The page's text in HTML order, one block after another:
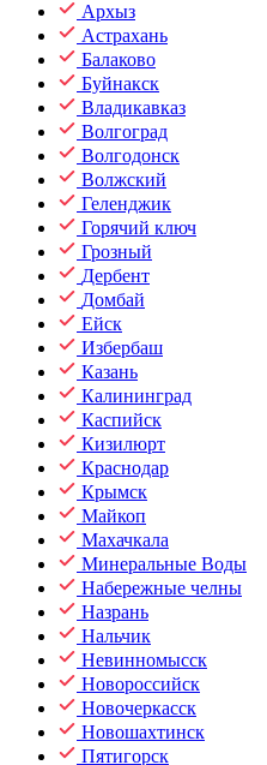
Архыз
Астрахань
Балаково
Буйнакск
Владикавказ
Волгоград
Волгодонск
Волжский
Геленджик
Горячий ключ
Грозный
Дербент
Домбай
Ейск
Избербаш
Казань
Калининград
Каспийск
Кизилюрт
Краснодар
Крымск
Майкоп
Махачкала
Минеральные Воды
Набережные челны
Назрань
Нальчик
Невинномысск
Новороссийск
Новочеркасск
Новошахтинск
Пятигорск